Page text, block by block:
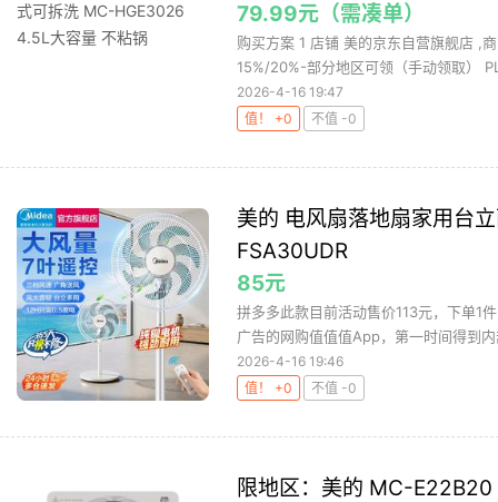
79.99元（需凑单）
购买方案 1 店铺 美的京东自营旗舰店 ,
15%/20%-部分地区可领（手动领取）
2026-4-16 19:47
值！ +0
不值 -0
美的 电风扇落地扇家用台
FSA30UDR
85元
拼多多此款目前活动售价113元，下单1
广告的网购值值值App，第一时间得到
2026-4-16 19:46
值！ +0
不值 -0
限地区：美的 MC-